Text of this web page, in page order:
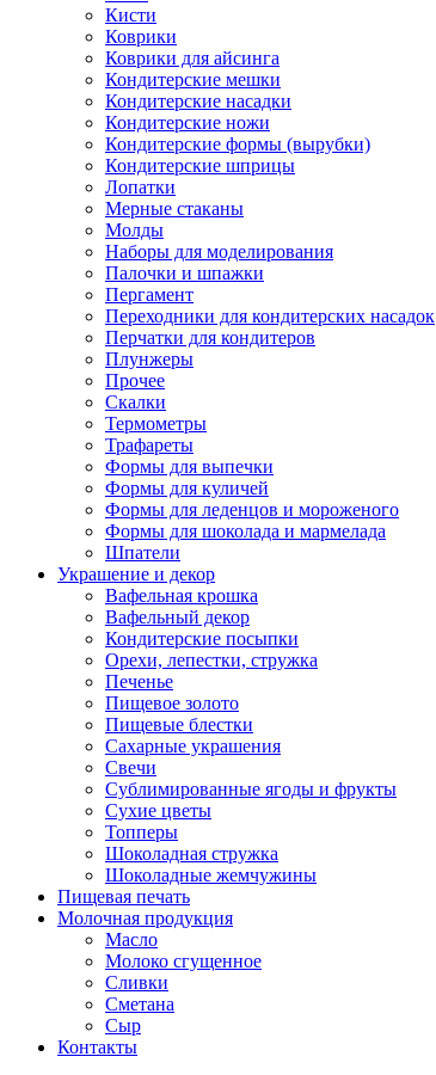
Кисти
Коврики
Коврики для айсинга
Кондитерские мешки
Кондитерские насадки
Кондитерские ножи
Кондитерские формы (вырубки)
Кондитерские шприцы
Лопатки
Мерные стаканы
Молды
Наборы для моделирования
Палочки и шпажки
Пергамент
Переходники для кондитерских насадок
Перчатки для кондитеров
Плунжеры
Прочее
Скалки
Термометры
Трафареты
Формы для выпечки
Формы для куличей
Формы для леденцов и мороженого
Формы для шоколада и мармелада
Шпатели
Украшение и декор
Вафельная крошка
Вафельный декор
Кондитерские посыпки
Орехи, лепестки, стружка
Печенье
Пищевое золото
Пищевые блестки
Сахарные украшения
Свечи
Сублимированные ягоды и фрукты
Сухие цветы
Топперы
Шоколадная стружка
Шоколадные жемчужины
Пищевая печать
Молочная продукция
Масло
Молоко сгущенное
Сливки
Сметана
Сыр
Контакты